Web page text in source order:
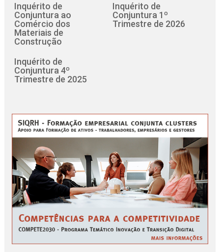
Inquérito de
Conjuntura ao
Comércio dos
Materiais de
Construção
Inquérito de
Conjuntura 1º
Trimestre de 2026
Inquérito de
Conjuntura 4º
Trimestre de 2025